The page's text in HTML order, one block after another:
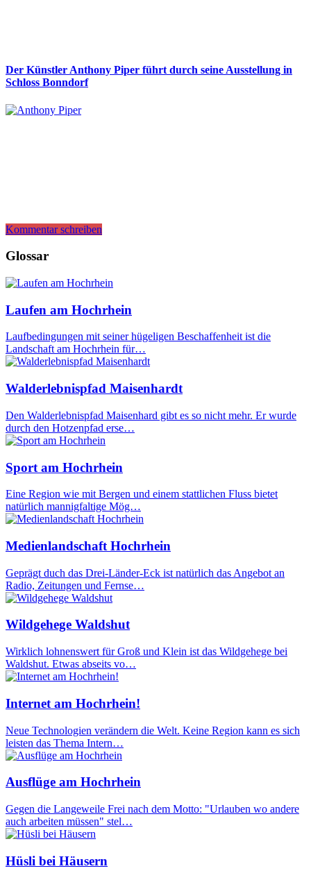
Der Künstler Anthony Piper führt durch seine Ausstellung in
Schloss Bonndorf
Kommentar schreiben
Glossar
Laufen am Hochrhein
Laufbedingungen mit seiner hügeligen Beschaffenheit ist die
Landschaft am Hochrhein für…
Walderlebnispfad Maisenhardt
Den Walderlebnispfad Maisenhard gibt es so nicht mehr. Er wurde
durch den Hotzenpfad erse…
Sport am Hochrhein
Eine Region wie mit Bergen und einem stattlichen Fluss bietet
natürlich mannigfaltige Mög…
Medienlandschaft Hochrhein
Geprägt duch das Drei-Länder-Eck ist natürlich das Angebot an
Radio, Zeitungen und Fernse…
Wildgehege Waldshut
Wirklich lohnenswert für Groß und Klein ist das Wildgehege bei
Waldshut. Etwas abseits vo…
Internet am Hochrhein!
Neue Technologien verändern die Welt. Keine Region kann es sich
leisten das Thema Intern…
Ausflüge am Hochrhein
Gegen die Langeweile Frei nach dem Motto: "Urlauben wo andere
auch arbeiten müssen" stel…
Hüsli bei Häusern